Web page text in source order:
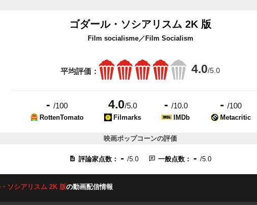
ゴダール・ソシアリスム 2K 版
Film socialisme／Film Socialism
平均評価： 4.0/5.0
- /100
RottenTomato
4.0/5.0
Filmarks
- /10.0
IMDb
- /100
Metacritic
映画ポップコーンの評価
評論家点数： -/5.0 一般点数： -/5.0
ソシアリスム 2K 版の動画配信情報